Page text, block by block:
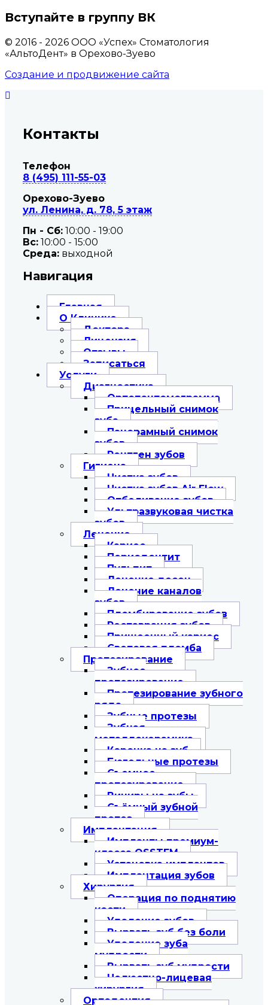
Вступайте в группу ВК
© 2016 - 2026 ООО «Успех» Стоматология
«АльтоДент» в Орехово-Зуево
Создание и продвижение сайта
Контакты
Телефон
8 (495) 111-55-03
Орехово-Зуево
ул. Ленина, д. 78, 5 этаж
Пн - Сб: 10:00 - 19:00
Вc: 10:00 - 15:00
Среда: выходной
Навигация
Главная
О Клинике
Доктора
Лицензия
Отзывы
Записаться
Услуги
Диагностика
Ортопантомограмма
Прицельный снимок
зуба
Панорамный снимок
зубов
Рентген зубов
Гигиена
Чистка зубов
Чистка зубов Air Flow
Отбеливание зубов
Ультразвуковая чистка
зубов
Лечение
Кариес
Периодонтит
Пульпит
Лечение десен
Лечение каналов
зубов
Пломбирование зубов
Реставрация зубов
Пришеечный кариес
Световая пломба
Протезирование
Зубное
протезирование
Протезирование зубного
ряда
Зубные протезы
Зубная
металлокерамика
Коронка на зуб
Бюгельные протезы
Съемное
протезирование
Виниры на зубы
Съёмный зубной
протез
Имплантация
Импланты премиум-
класса OSSTEM
Установка имплантов
Имплантация зубов
Хирургия
Операция по поднятию
кости
Удаление зубов
Вырвать зуб без боли
Удаление зуба
мудрости
Вырвать зуб мудрости
Челюстно-лицевая
хирургия
Ортодонтия